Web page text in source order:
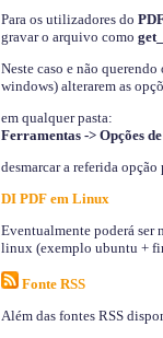
Para os utilizadores do
gravar o arquivo como
Neste caso e não
windows) alterarem as
em qualquer pasta:
Ferramentas -> Opções
desmarcar a referida
DI PDF em Linux
Eventualmente poderá ser
linux (exemplo ubuntu +
Fonte RSS
Além das fontes RSS